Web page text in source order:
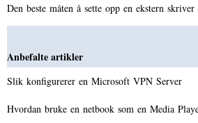
Den beste måten å sette opp en ekstern skriver
Anbefalte artikler
Slik konfigurerer en Microsoft VPN Server
Hvordan bruke en netbook som en Media